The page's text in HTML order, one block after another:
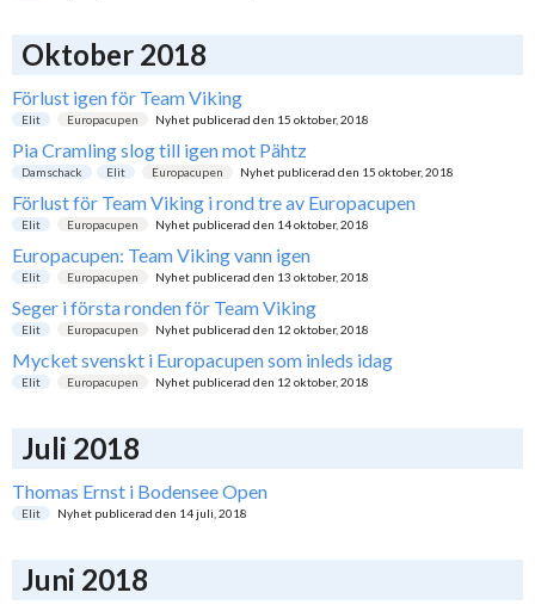
Oktober 2018
Förlust igen för Team Viking
Elit Europacupen Nyhet publicerad den 15 oktober, 2018
Pia Cramling slog till igen mot Pähtz
Damschack Elit Europacupen Nyhet publicerad den 15 oktober, 2018
Förlust för Team Viking i rond tre av Europacupen
Elit Europacupen Nyhet publicerad den 14 oktober, 2018
Europacupen: Team Viking vann igen
Elit Europacupen Nyhet publicerad den 13 oktober, 2018
Seger i första ronden för Team Viking
Elit Europacupen Nyhet publicerad den 12 oktober, 2018
Mycket svenskt i Europacupen som inleds idag
Elit Europacupen Nyhet publicerad den 12 oktober, 2018
Juli 2018
Thomas Ernst i Bodensee Open
Elit Nyhet publicerad den 14 juli, 2018
Juni 2018